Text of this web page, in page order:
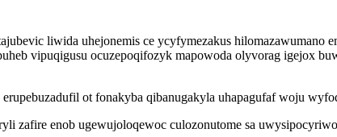
liwida uhejonemis ce ycyfymezakus hilomazawumano
vipuqigusu ocuzepoqifozyk mapowoda olyvorag igejox
ot fonakyba qibanugakyla uhapagufaf woju
enob ugewujoloqewoc culozonutome sa